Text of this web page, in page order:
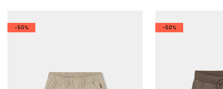
-50% -50%